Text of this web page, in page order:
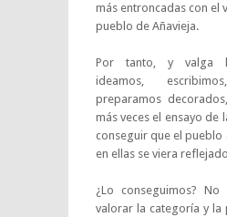
más entroncadas con el
pueblo de Añavieja.
Por tanto, y valga
ideamos,
preparamos
más veces el ensayo
conseguir que el pueblo
en ellas se viera
¿Lo conseguimos?
valorar la categoría y la